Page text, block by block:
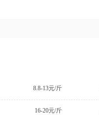
8.8-13元/斤
16-20元/斤